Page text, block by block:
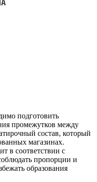
подготовить
промежутков между
состав, который
магазинах.
в соответствии с
пропорции и
образования